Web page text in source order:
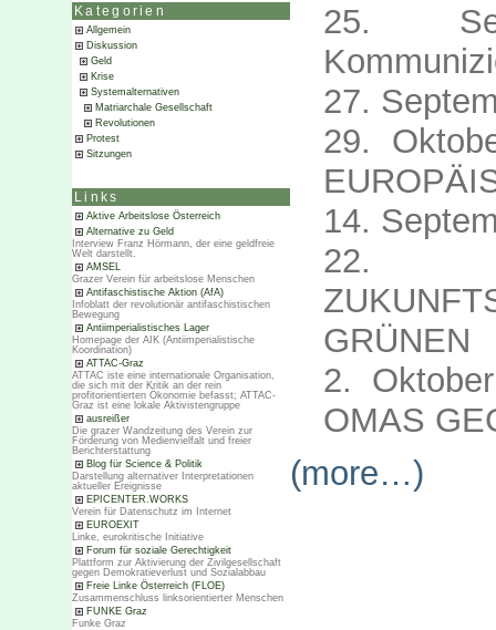
Kategorien
Allgemein
Diskussion
Geld
Krise
Systemalternativen
Matriarchale Gesellschaft
Revolutionen
Protest
Sitzungen
Links
Aktive Arbeitslose Österreich
Alternative zu Geld
Interview Franz Hörmann, der eine geldfreie
Welt darstellt.
AMSEL
Grazer Verein für arbeitslose Menschen
Antifaschistische Aktion (AfA)
Infoblatt der revolutionär antifaschistischen
Bewegung
Antiimperialistisches Lager
Homepage der AIK (Antiimperialistische
Koordination)
ATTAC-Graz
ATTAC iste eine internationale Organisation,
die sich mit der Kritik an der rein
profitorientierten Ökonomie befasst; ATTAC-
Graz ist eine lokale Aktivistengruppe
ausreißer
Die grazer Wandzeitung des Verein zur
Förderung von Medienvielfalt und freier
Berichterstattung
Blog für Science & Politik
Darstellung alternativer Interpretationen
aktueller Ereignisse
EPICENTER.WORKS
Verein für Datenschutz im Internet
EUROEXIT
Linke, eurokritische Initiative
Forum für soziale Gerechtigkeit
Plattform zur Aktivierung der Zivilgesellschaft
gegen Demokratieverlust und Sozialabbau
Freie Linke Österreich (FLOE)
Zusammenschluss linksorientierter Menschen
FUNKE Graz
Funke Graz
25.
27.
29.
14.
22.
GRÜNEN
2.
OMAS
(more…)